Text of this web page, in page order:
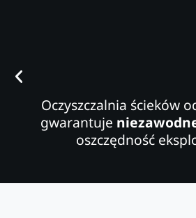
Oczyszczalnia ścieków
gwarantuje
oszczędność